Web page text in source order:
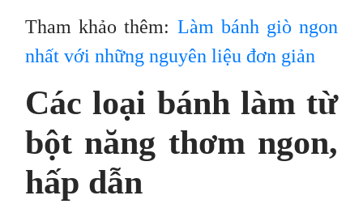
Tham khảo thêm: Làm bánh giò ngon
nhất với những nguyên liệu đơn giản
Các loại bánh làm từ
bột năng thơm ngon,
hấp dẫn